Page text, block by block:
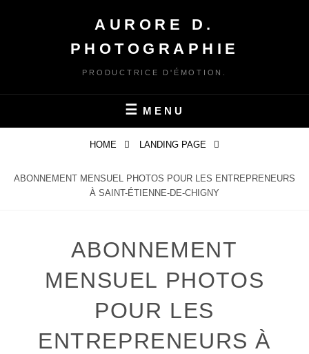
AURORE D.
PHOTOGRAPHIE
PRODUCTRICE D'ÉMOTION.
MENU
HOME LANDING PAGE
ABONNEMENT MENSUEL PHOTOS POUR LES ENTREPRENEURS
À SAINT-ÉTIENNE-DE-CHIGNY
ABONNEMENT
MENSUEL PHOTOS
POUR LES
ENTREPRENEURS À